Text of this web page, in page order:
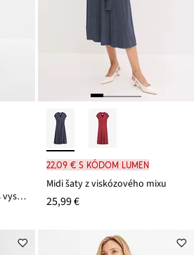
Twillové nohavice, rovné, s vysokým pásom
22,09 € s kódom LUMEN
Midi šaty z viskózového mixu
25,99 €